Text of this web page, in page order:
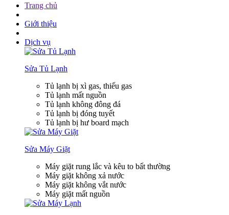
Trang chủ
Giới thiệu
Dịch vụ
Sửa Tủ Lạnh
Tủ lạnh bị xì gas, thiếu gas
Tủ lạnh mất nguồn
Tủ lạnh không đông đá
Tủ lạnh bị đóng tuyết
Tủ lạnh bị hư board mạch
Sửa Máy Giặt
Máy giặt rung lắc và kêu to bất thường
Máy giặt không xả nước
Máy giặt không vắt nước
Máy giặt mất nguồn